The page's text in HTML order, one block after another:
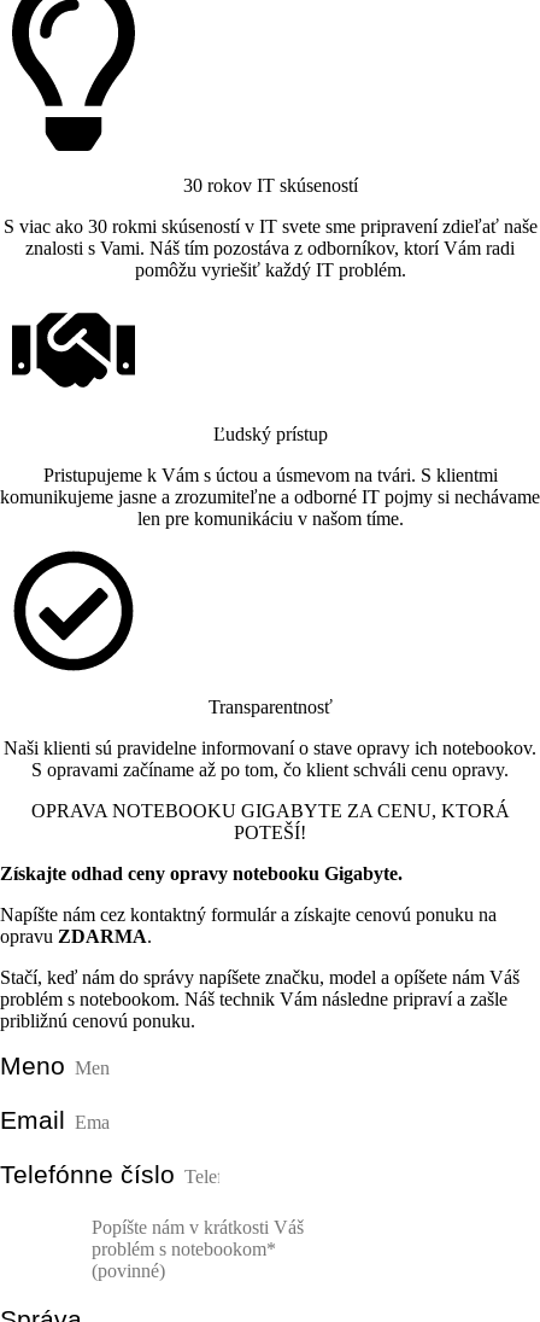
30 rokov IT skúseností
S viac ako 30 rokmi skúseností v IT svete sme pripravení zdieľať naše
znalosti s Vami. Náš tím pozostáva z odborníkov, ktorí Vám radi
pomôžu vyriešiť každý IT problém.
Ľudský prístup
Pristupujeme k Vám s úctou a úsmevom na tvári. S klientmi
komunikujeme jasne a zrozumiteľne a odborné IT pojmy si nechávame
len pre komunikáciu v našom tíme.
Transparentnosť
Naši klienti sú pravidelne informovaní o stave opravy ich notebookov.
S opravami začíname až po tom, čo klient schváli cenu opravy.
OPRAVA NOTEBOOKU GIGABYTE ZA CENU, KTORÁ
POTEŠÍ!
Získajte odhad ceny opravy notebooku Gigabyte.
Napíšte nám cez kontaktný formulár a získajte cenovú ponuku na
opravu ZDARMA.
Stačí, keď nám do správy napíšete značku, model a opíšete nám Váš
problém s notebookom. Náš technik Vám následne pripraví a zašle
približnú cenovú ponuku.
Meno
Email
Telefónne číslo